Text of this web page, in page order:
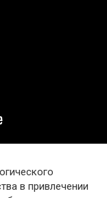
в привлечении